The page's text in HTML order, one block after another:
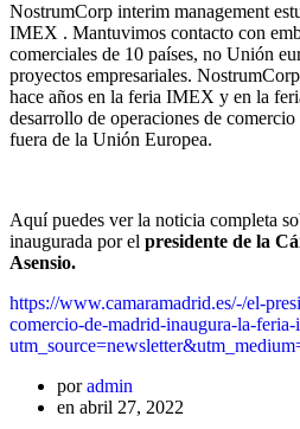
NostrumCorp interim management
IMEX . Mantuvimos contacto con
comerciales de 10 países, no Unión
proyectos empresariales.
hace años en la feria IMEX y en la
desarrollo de operaciones de
fuera de la Unión Europea.
Aquí puedes ver la noticia completa
inaugurada por el presidente de la
Asensio.
https://www.camaramadrid.es/-/el-
comercio-de-madrid-inaugura-la-
poradmin
en abril 27, 2022